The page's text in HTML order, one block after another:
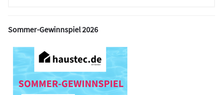
Sommer-Gewinnspiel 2026